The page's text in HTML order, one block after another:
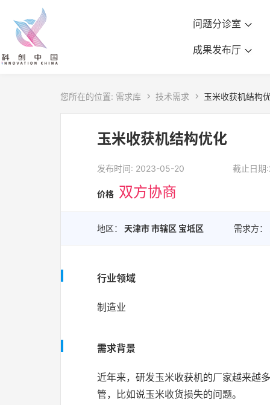
问题分诊室
成果发布厅
您所在的位置: 需求库  技术需求  玉米收获机结构
玉米收获机结构优化
发布时间: 2023-05-20 截止日
价格 双方协商
地区： 天津市 市辖区 宝坻区 需求方：
行业领域
制造业
需求背景
近年来，研发玉米收获机的厂家越来越
管，比如说玉米收货损失的问题。